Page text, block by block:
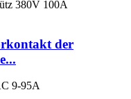
der